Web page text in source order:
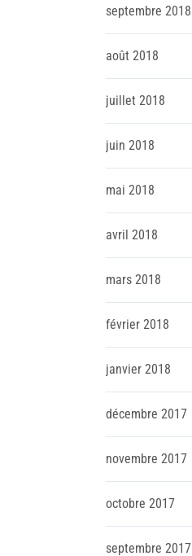
septembre 2018
août 2018
juillet 2018
juin 2018
mai 2018
avril 2018
mars 2018
février 2018
janvier 2018
décembre 2017
novembre 2017
octobre 2017
septembre 2017